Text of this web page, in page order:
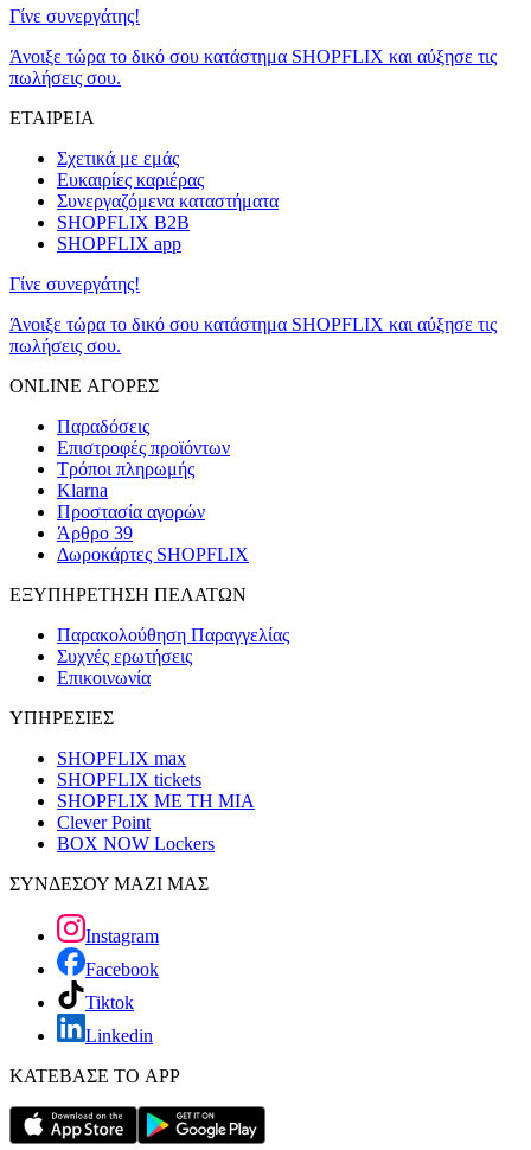
Γίνε συνεργάτης!
Άνοιξε τώρα το δικό σου κατάστημα SHOPFLIX και αύξησε τις
πωλήσεις σου.
ΕΤΑΙΡΕΙΑ
Σχετικά με εμάς
Ευκαιρίες καριέρας
Συνεργαζόμενα καταστήματα
SHOPFLIX B2B
SHOPFLIX app
Γίνε συνεργάτης!
Άνοιξε τώρα το δικό σου κατάστημα SHOPFLIX και αύξησε τις
πωλήσεις σου.
ONLINE ΑΓΟΡΕΣ
Παραδόσεις
Επιστροφές προϊόντων
Τρόποι πληρωμής
Klarna
Προστασία αγορών
Άρθρο 39
Δωροκάρτες SHOPFLIX
ΕΞΥΠΗΡΕΤΗΣΗ ΠΕΛΑΤΩΝ
Παρακολούθηση Παραγγελίας
Συχνές ερωτήσεις
Επικοινωνία
ΥΠΗΡΕΣΙΕΣ
SHOPFLIX max
SHOPFLIX tickets
SHOPFLIX ΜΕ ΤΗ ΜΙΑ
Clever Point
BOX NOW Lockers
ΣΥΝΔΕΣΟΥ ΜΑΖΙ ΜΑΣ
Instagram
Facebook
Tiktok
Linkedin
ΚΑΤΕΒΑΣΕ ΤΟ APP